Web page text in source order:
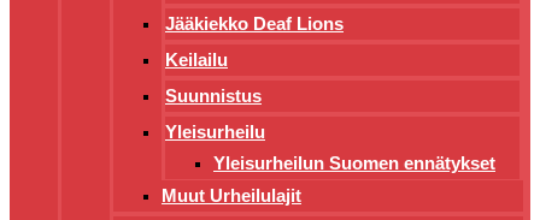
Jääkiekko Deaf Lions
Keilailu
Suunnistus
Yleisurheilu
Yleisurheilun Suomen ennätykset
Muut Urheilulajit